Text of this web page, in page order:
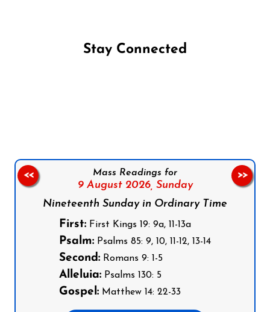
Stay Connected
Mass Readings for
9 August 2026, Sunday
Nineteenth Sunday in Ordinary Time
First: First Kings 19: 9a, 11-13a
Psalm: Psalms 85: 9, 10, 11-12, 13-14
Second: Romans 9: 1-5
Alleluia: Psalms 130: 5
Gospel: Matthew 14: 22-33
<< >>